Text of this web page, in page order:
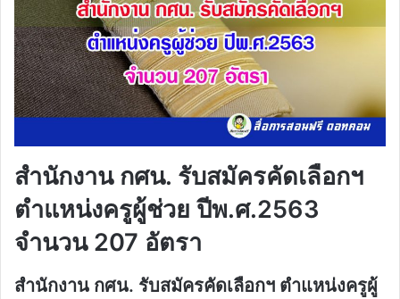
สำนักงาน กศน. รับสมัครคัดเลือกฯ
ตำแหน่งครูผู้ช่วย ปีพ.ศ.2563
จำนวน 207 อัตรา
สำนักงาน กศน. รับสมัครคัดเลือกฯ ตำแหน่งครูผู้